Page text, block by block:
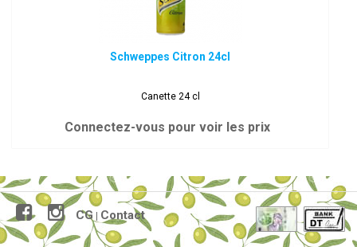
Schweppes Citron 24cl
Canette 24 cl
Connectez-vous pour voir les prix
CG Contact